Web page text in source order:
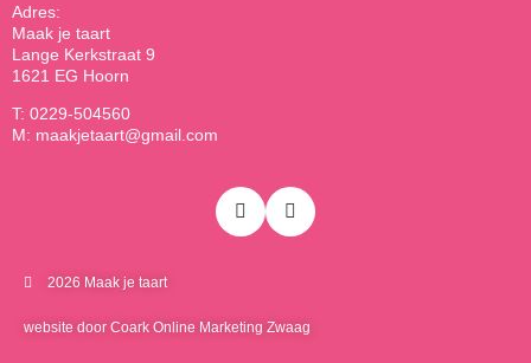
Adres:
Maak je taart
Lange Kerkstraat 9
1621 EG Hoorn
T: 0229-504560
M: maakjetaart@gmail.com
2026 Maak je taart
website door Coark Online Marketing Zwaag